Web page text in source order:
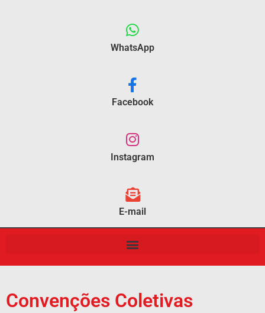
WhatsApp
Facebook
Instagram
E-mail
Convenções Coletivas